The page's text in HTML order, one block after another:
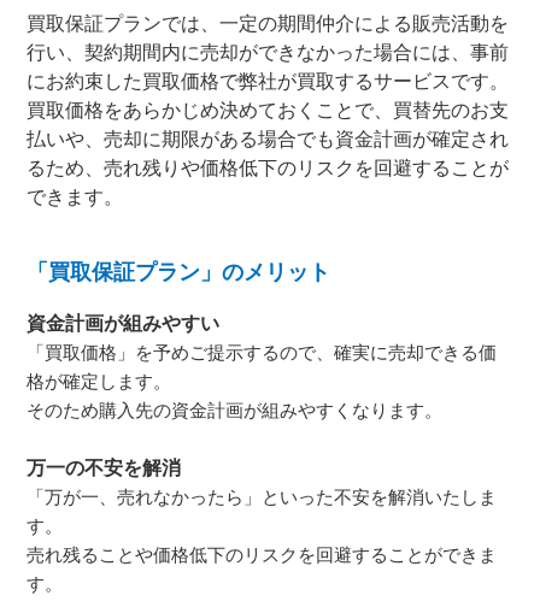
買取保証プランでは、一定の期間仲介による販売活動を
行い、契約期間内に売却ができなかった場合には、事前
にお約束した買取価格で弊社が買取するサービスです。
買取価格をあらかじめ決めておくことで、買替先のお支
払いや、売却に期限がある場合でも資金計画が確定され
るため、売れ残りや価格低下のリスクを回避することが
できます。
「買取保証プラン」のメリット
資金計画が組みやすい
「買取価格」を予めご提示するので、確実に売却できる価
格が確定します。
そのため購入先の資金計画が組みやすくなります。
万一の不安を解消
「万が一、売れなかったら」といった不安を解消いたしま
す。
売れ残ることや価格低下のリスクを回避することができま
す。